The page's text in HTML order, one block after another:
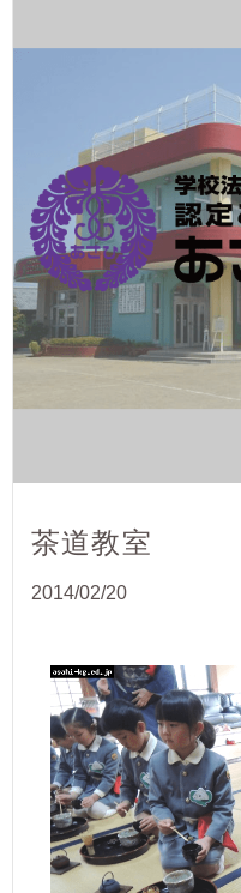
茶道教室
2014/02/20